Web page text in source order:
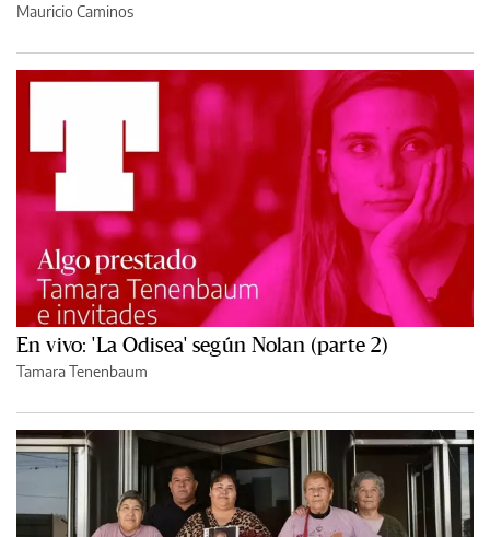
Mauricio Caminos
En vivo: 'La Odisea' según Nolan (parte 2)
Tamara Tenenbaum